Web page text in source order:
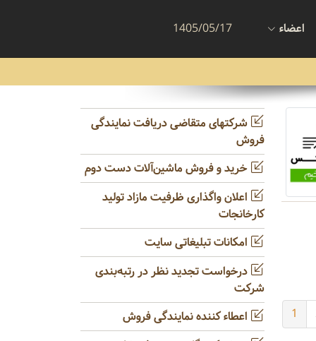
اعضاء 1405/05/17
1
شرکتهای متقاضی دریافت نمایندگی
فروش
خرید و فروش ماشین‌آلات دست دوم
اعلان واگذاری ظرفیت مازاد تولید
کارخانجات
امکانات تبلیغاتی سایت
درخواست تجدید نظر در رتبه‌بندی
شرکت
اعطاء کننده نمایندگی فروش